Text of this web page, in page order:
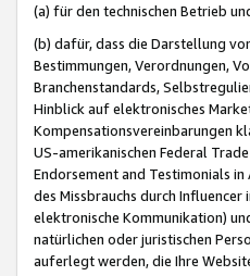
(a) für den technischen Betrieb
(b) dafür, dass die Darstellung
Bestimmungen, Verordnungen,
Branchenstandards,
Hinblick auf elektronisches
Kompensationsvereinbarungen
US-amerikanischen Federal
Endorsement and Testimonials
des Missbrauchs durch
elektronische Kommunikation)
natürlichen oder juristischen
auferlegt werden, die Ihre